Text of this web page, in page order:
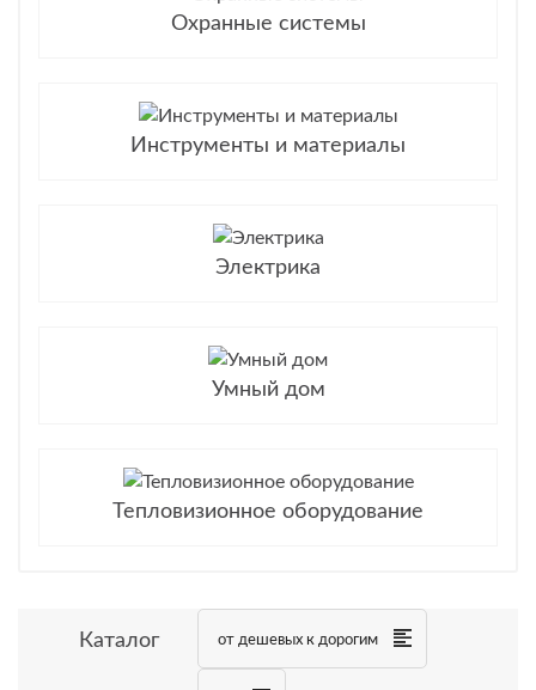
Охранные системы
Инструменты и материалы
Электрика
Умный дом
Тепловизионное оборудование
Каталог от дешевых к дорогим